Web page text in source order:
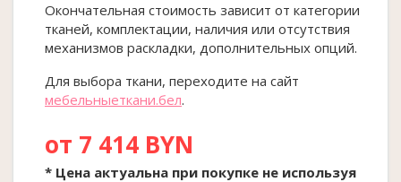
Окончательная стоимость зависит от категории
тканей, комплектации, наличия или отсутствия
механизмов раскладки, дополнительных опций.
Для выбора ткани, переходите на сайт
мебельныеткани.бел.
от 7 414 BYN
* Цена актуальна при покупке не используя